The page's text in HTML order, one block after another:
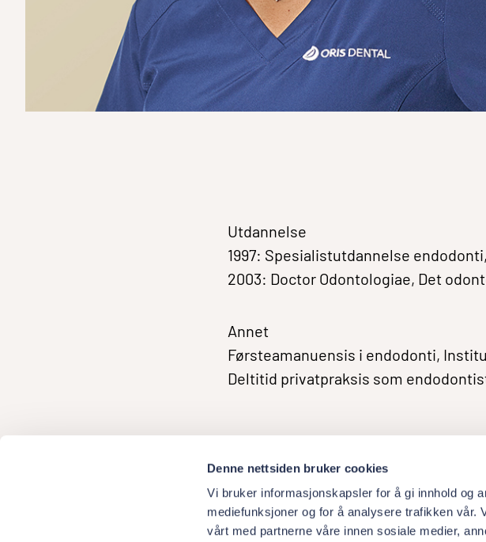
Denne nettsiden bruker cookies
Vi bruker informasjonskapsler for å gi innhold og
mediefunksjoner og for å analysere trafikken vår.
vårt med partnerne våre innen sosiale medier,
Utdannelse
1997: Spesialistutdannelse
2003: Doctor Odontologiae, Det
Annet
Førsteamanuensis i endodonti,
Deltitid privatpraksis som